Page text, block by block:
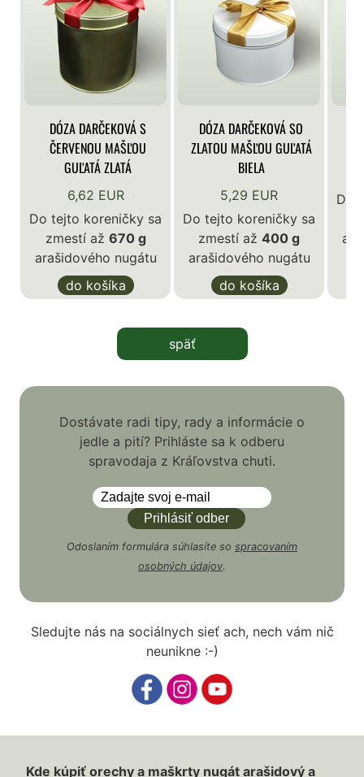
DÓZA DARČEKOVÁ S
ČERVENOU MAŠĽOU
GUĽATÁ ZLATÁ
6,62 EUR
Do tejto koreničky sa
zmestí až 670 g
arašidového nugátu
do košíka
DÓZA DARČEKOVÁ SO
ZLATOU MAŠĽOU GUĽATÁ
BIELA
5,29 EUR
Do tejto koreničky sa
zmestí až400 g
arašidového nugátu
do košíka
Do
späť
Dostávate radi tipy, rady a informácie o
jedle a pití? Prihláste sa k odberu
spravodaja z Kráľovstva chuti.
Odoslaním formulára súhlasíte so spracovaním
osobných údajov.
Sledujte nás na sociálnych sieť ach, nech vám nič
neunikne :-)
Kde kúpiť orechy a maškrty nugát arašidový a